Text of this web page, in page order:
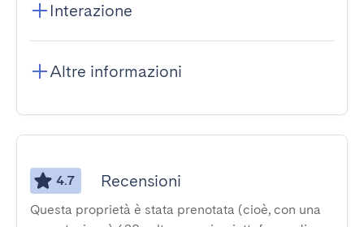
Interazione
Altre informazioni
4.7 Recensioni
Questa proprietà è stata prenotata (cioè, con una